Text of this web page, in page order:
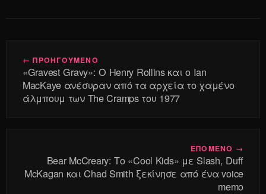
← ΠΡΟΗΓΟΥΜΕΝΟ
«Gravest Gravy»: Ο Henry Rollins και ο Ian
MacKaye ανέσυραν από τα αρχεία το χαμένο
άλμπουμ των The Cramps του 1977
ΕΠΟΜΕΝΟ →
Bear McCreary: Το «Cool Kids» με Slash, Duff
McKagan και Chad Smith ξεκίνησε από ένα voice
memo